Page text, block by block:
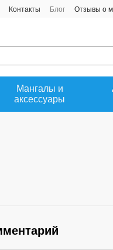
Контакты Блог Отзывы о
Мангалы и
аксессуары